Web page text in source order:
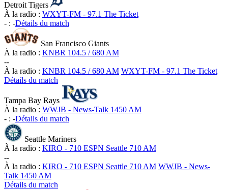
Detroit Tigers
À la radio : WXYT-FM - 97.1 The Ticket
- : -Détails du match
San Francisco Giants
À la radio : KNBR 104.5 / 680 AM
--
À la radio : KNBR 104.5 / 680 AM WXYT-FM - 97.1 The Ticket
Détails du match
Tampa Bay Rays
À la radio : WWJB - News-Talk 1450 AM
- : -Détails du match
Seattle Mariners
À la radio : KIRO - 710 ESPN Seattle 710 AM
--
À la radio : KIRO - 710 ESPN Seattle 710 AM WWJB - News-
Talk 1450 AM
Détails du match